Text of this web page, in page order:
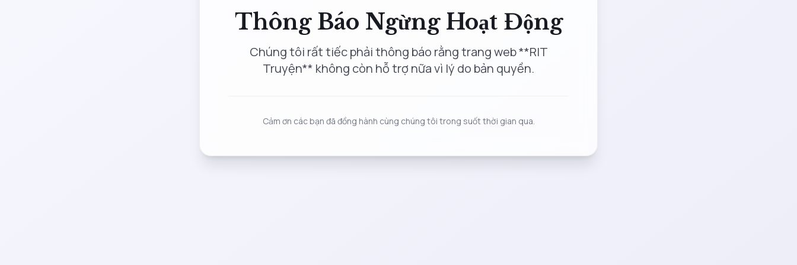
Thông Báo Ngừng Hoạt Động
Chúng tôi rất tiếc phải thông báo rằng trang web **RIT
Truyện** không còn hỗ trợ nữa vì lý do bản quyền.
Cảm ơn các bạn đã đồng hành cùng chúng tôi trong suốt thời gian qua.